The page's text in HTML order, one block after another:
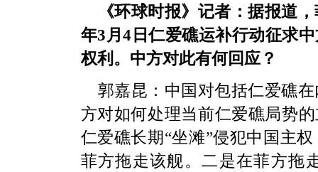
《环球时报》记者：据报道
年3月4日仁爱礁运补行动征求
权利。中方对此有何回应？
郭嘉昆：中国对包括仁爱礁
方对如何处理当前仁爱礁局势
仁爱礁长期“坐滩”侵犯中国主
菲方拖走该舰。二是在菲方拖